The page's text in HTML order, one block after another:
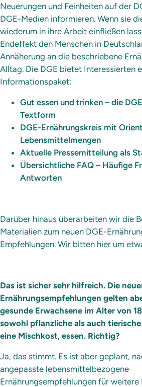
Neuerungen und Feinheiten auf der
DGE-Medien informieren. Wenn sie
wiederum in ihre Arbeit einfließen
Endeffekt den Menschen in
Annäherung an die beschriebene
Alltag. Die DGE bietet Interessierten
Informationspaket:
Gut essen und trinken – die
Textform
DGE-Ernährungskreis mit
Lebensmittelmengen
Aktuelle Pressemitteilung als
Übersichtliche FAQ – Häufige
Antworten
Darüber hinaus überarbeiten wir die
Materialien zum neuen DGE-
Empfehlungen. Wir bitten hier um
Das ist sicher sehr hilfreich. Die
Ernährungsempfehlungen gelten
gesunde Erwachsene im Alter von
sowohl pflanzliche als auch
eine Mischkost, essen. Richtig?
Ja, das stimmt. Es ist aber geplant,
angepasste lebensmittelbezogene
Ernährungsempfehlungen für weitere